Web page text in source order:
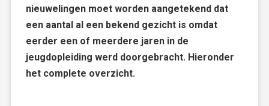
nieuwelingen moet worden aangetekend dat
een aantal al een bekend gezicht is omdat
eerder een of meerdere jaren in de
jeugdopleiding werd doorgebracht. Hieronder
het complete overzicht.